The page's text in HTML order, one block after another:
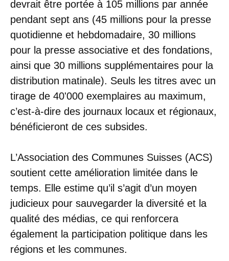
devrait être portée à 105 millions par année
pendant sept ans (45 millions pour la presse
quotidienne et hebdomadaire, 30 millions
pour la presse associative et des fondations,
ainsi que 30 millions supplémentaires pour la
distribution matinale). Seuls les titres avec un
tirage de 40'000 exemplaires au maximum,
c’est-à-dire des journaux locaux et régionaux,
bénéficieront de ces subsides.
L’Association des Communes Suisses (ACS)
soutient cette amélioration limitée dans le
temps. Elle estime qu’il s’agit d’un moyen
judicieux pour sauvegarder la diversité et la
qualité des médias, ce qui renforcera
également la participation politique dans les
régions et les communes.